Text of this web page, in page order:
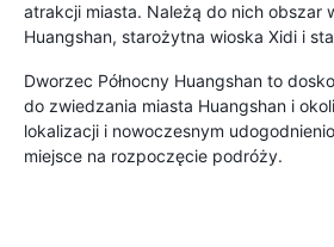
atrakcji miasta. Należą do nich obszar
Huangshan, starożytna wioska Xidi i
Dworzec Północny Huangshan to
do zwiedzania miasta Huangshan i
lokalizacji i nowoczesnym
miejsce na rozpoczęcie podróży.